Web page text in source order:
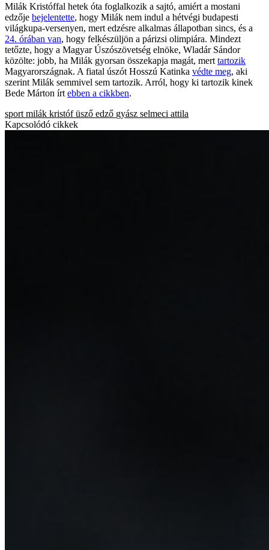
Milák Kristóffal hetek óta foglalkozik a sajtó, amiért a mostani
edzője bejelentette, hogy Milák nem indul a hétvégi budapesti
világkupa-versenyen, mert edzésre alkalmas állapotban sincs, és a
24. órában van, hogy felkészüljön a párizsi olimpiára. Mindezt
tetőzte, hogy a Magyar Úszószövetség elnöke, Wladár Sándor
közölte: jobb, ha Milák gyorsan összekapja magát, mert tartozik
Magyarországnak. A fiatal úszót Hosszú Katinka védte meg, aki
szerint Milák semmivel sem tartozik. Arról, hogy ki tartozik kinek
Bede Márton írt ebben a cikkben.
sport milák kristóf üsző edző gyász selmeci attila
Kapcsolódó cikkek